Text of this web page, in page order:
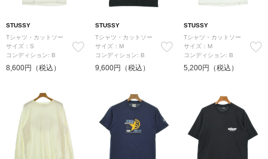
STUSSY
Tシャツ・カットソー
サイズ：S
コンディション: B
8,600円（税込）
STUSSY
Tシャツ・カットソー
サイズ：M
コンディション: B
9,600円（税込）
STUSSY
Tシャツ・カットソー
サイズ：M
コンディション: B
5,200円（税込）